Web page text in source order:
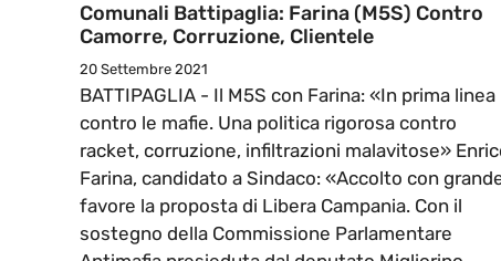
Comunali Battipaglia: Farina (M5S) Contro
Camorre, Corruzione, Clientele
20 Settembre 2021
BATTIPAGLIA - Il M5S con Farina: «In prima linea
contro le mafie. Una politica rigorosa contro
racket, corruzione, infiltrazioni malavitose»
Farina, candidato a Sindaco: «Accolto con
favore la proposta di Libera Campania. Con il
sostegno della Commissione Parlamentare